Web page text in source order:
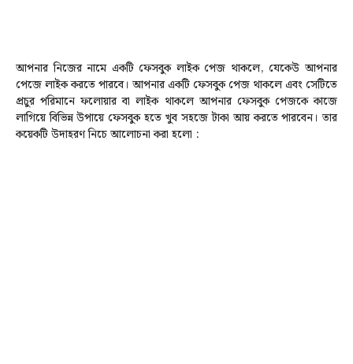
আপনার নিজের নামে একটি ফেসবুক লাইক পেজ থাকলে, যেকেউ আপনার
পেজে লাইক করতে পারবে। আপনার একটি ফেসবুক পেজ থাকলে এবং সেটিতে
প্রচুর পরিমানে ফলোয়ার বা লাইক থাকলে আপনার ফেসবুক পেজকে কাজে
লাগিয়ে বিভিন্ন উপায়ে ফেসবুক হতে খুব সহজে টাকা আয় করতে পারবেন। তার
কয়েকটি উদাহরণ নিচে আলোচনা করা হলো :